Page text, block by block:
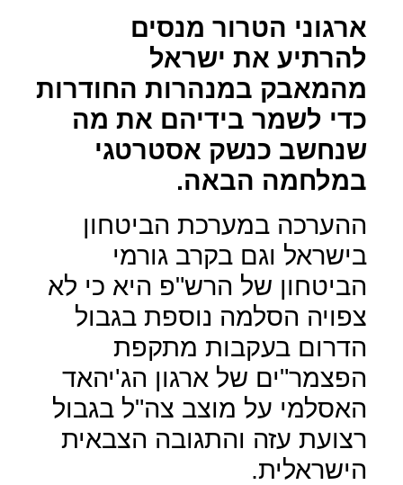
ארגוני הטרור מנסים
להרתיע את ישראל
מהמאבק במנהרות החודרות
כדי לשמר בידיהם את מה
שנחשב כנשק אסטרטגי
במלחמה הבאה.
ההערכה במערכת הביטחון
בישראל וגם בקרב גורמי
הביטחון של הרש"פ היא כי לא
צפויה הסלמה נוספת בגבול
הדרום בעקבות מתקפת
הפצמר"ים של ארגון הג'יהאד
האסלמי על מוצב צה"ל בגבול
רצועת עזה והתגובה הצבאית
הישראלית.